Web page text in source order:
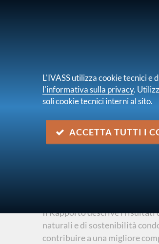
Il Rapporto descrive i risultati
naturali e di sostenibilità
contribuire a una migliore
L'IVASS utilizza cookie tecnici
l'informativa sulla privacy.
soli cookie tecnici interni al sito.
ACCETTA TUTTI I